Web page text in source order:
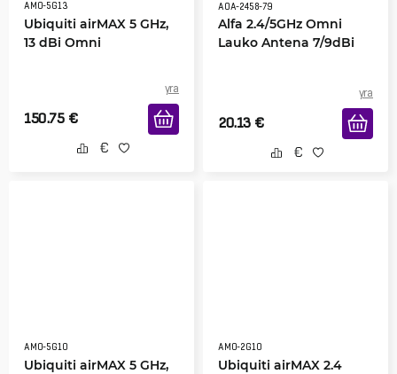
AMO-5G13
Ubiquiti airMAX 5 GHz,
13 dBi Omni
yra
150.75 €
AOA-2458-79
Alfa 2.4/5GHz Omni
Lauko Antena 7/9dBi
yra
20.13 €
AMO-5G10
Ubiquiti airMAX 5 GHz,
AMO-2G10
Ubiquiti airMAX 2.4